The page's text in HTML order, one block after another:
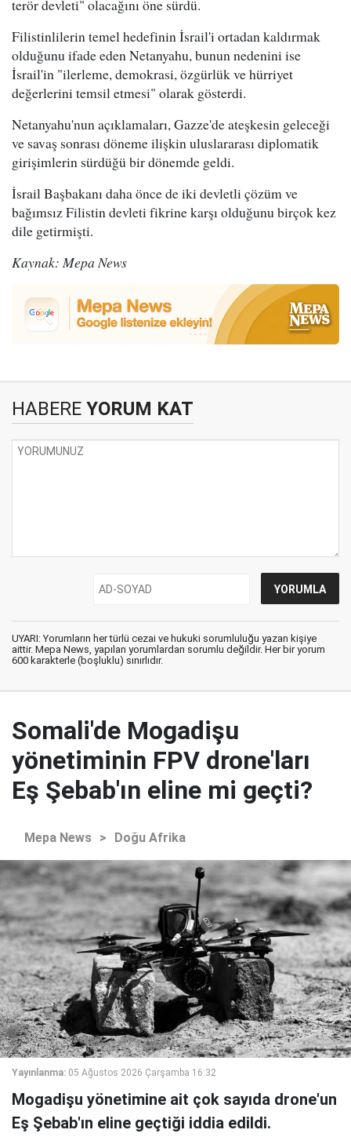
terör devleti" olacağını öne sürdü.
Filistinlilerin temel hedefinin İsrail'i ortadan kaldırmak
olduğunu ifade eden Netanyahu, bunun nedenini ise
İsrail'in "ilerleme, demokrasi, özgürlük ve hürriyet
değerlerini temsil etmesi" olarak gösterdi.
Netanyahu'nun açıklamaları, Gazze'de ateşkesin geleceği
ve savaş sonrası döneme ilişkin uluslararası diplomatik
girişimlerin sürdüğü bir dönemde geldi.
İsrail Başbakanı daha önce de iki devletli çözüm ve
bağımsız Filistin devleti fikrine karşı olduğunu birçok kez
dile getirmişti.
Kaynak: Mepa News
HABERE YORUM KAT
UYARI: Yorumların her türlü cezai ve hukuki sorumluluğu yazan kişiye
aittir. Mepa News, yapılan yorumlardan sorumlu değildir. Her bir yorum
600 karakterle (boşluklu) sınırlıdır.
Somali'de Mogadişu
yönetiminin FPV drone'ları
Eş Şebab'ın eline mi geçti?
Mepa News > Doğu Afrika
Yayınlanma: 05 Ağustos 2026 Çarşamba 16:32
Mogadişu yönetimine ait çok sayıda drone'un
Eş Şebab'ın eline geçtiği iddia edildi.